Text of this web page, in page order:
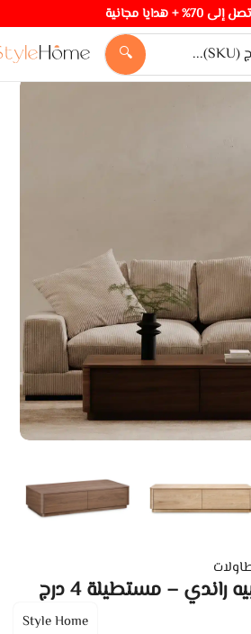
+ هدايا مجانية
🔍
– مستطيلة 4 درج
Style Home